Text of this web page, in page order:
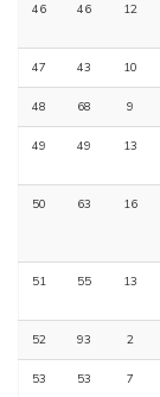
46 46 12
47 43 10
48 68 9
49 49 13
50 63 16
51 55 13
52 93 2
53 53 7